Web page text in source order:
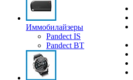
Иммобилайзеры
Pandect IS
Pandect BT